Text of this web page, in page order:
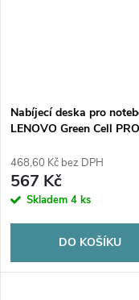
Nabíjecí deska pro
LENOVO Green Cell PRO
Tip
468,60 Kč bez DPH
567 Kč
Skladem 4 ks
DO KOŠÍKU